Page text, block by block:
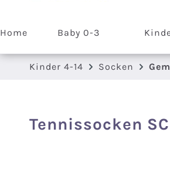
Home Baby 0-3
Kinder 4-14 Socken
Tennissocken